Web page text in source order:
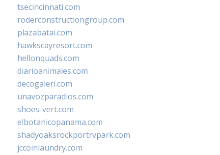
tsecincinnati.com
roderconstructiongroup.com
plazabatai.com
hawkscayresort.com
hellonquads.com
diarioanimales.com
decogaleri.com
unavozparadios.com
shoes-vert.com
elbotanicopanama.com
shadyoaksrockportrvpark.com
jccoinlaundry.com